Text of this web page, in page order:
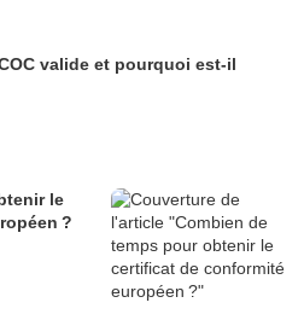
valide et pourquoi est-il
le
?